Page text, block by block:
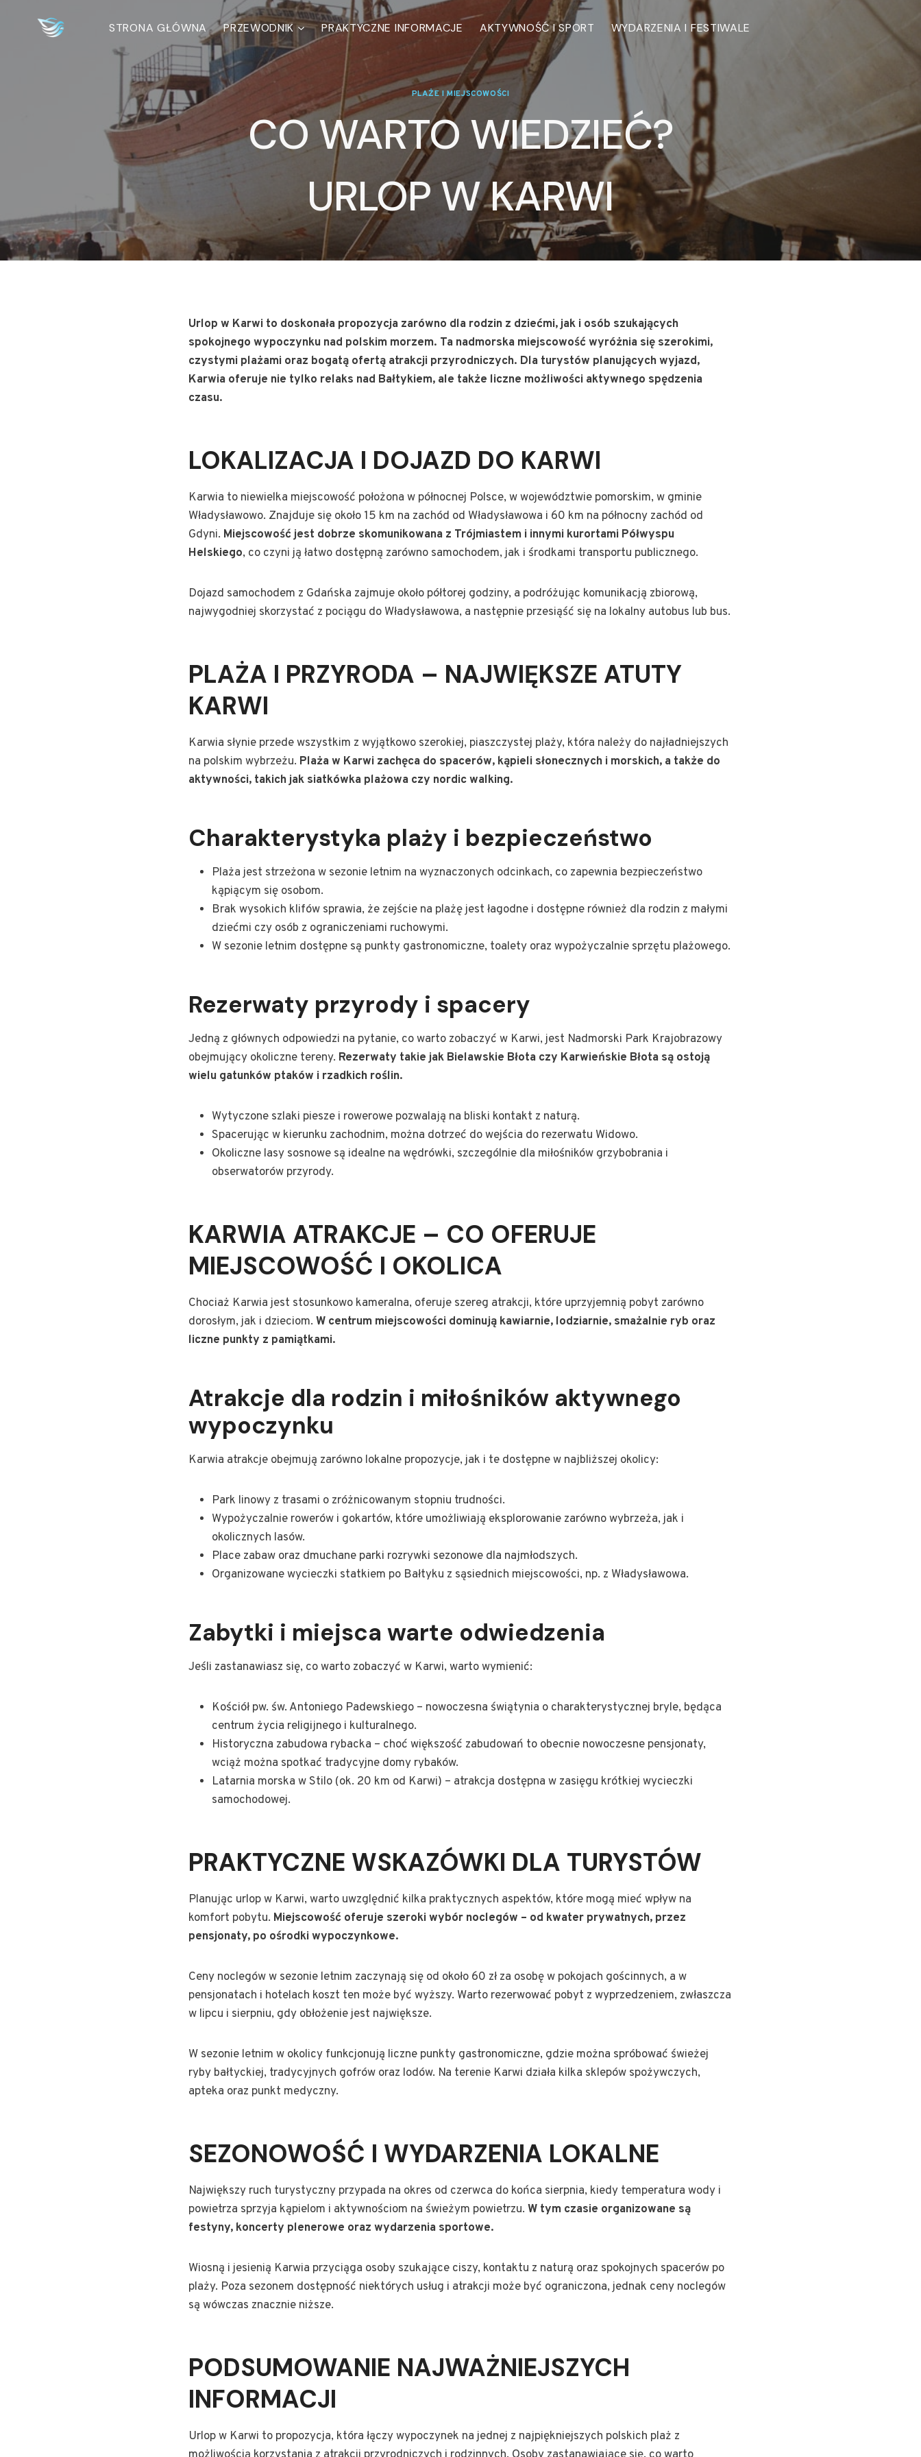
STRONA GŁÓWNA PRZEWODNIK PRAKTYCZNE INFORMACJE AKTYWNOŚĆ I SPORT WYDARZENIA I FESTIWALE
PLAŻE I MIEJSCOWOŚCI
CO WARTO WIEDZIEĆ?
URLOP W KARWI
Urlop w Karwi to doskonała propozycja zarówno dla rodzin z dziećmi, jak i osób szukających
spokojnego wypoczynku nad polskim morzem. Ta nadmorska miejscowość wyróżnia się szerokimi,
czystymi plażami oraz bogatą ofertą atrakcji przyrodniczych. Dla turystów planujących wyjazd,
Karwia oferuje nie tylko relaks nad Bałtykiem, ale także liczne możliwości aktywnego spędzenia
czasu.
LOKALIZACJA I DOJAZD DO KARWI
Karwia to niewielka miejscowość położona w północnej Polsce, w województwie pomorskim, w gminie
Władysławowo. Znajduje się około 15 km na zachód od Władysławowa i 60 km na północny zachód od
Gdyni. Miejscowość jest dobrze skomunikowana z Trójmiastem i innymi kurortami Półwyspu
Helskiego, co czyni ją łatwo dostępną zarówno samochodem, jak i środkami transportu publicznego.
Dojazd samochodem z Gdańska zajmuje około półtorej godziny, a podróżując komunikacją zbiorową,
najwygodniej skorzystać z pociągu do Władysławowa, a następnie przesiąść się na lokalny autobus lub bus.
PLAŻA I PRZYRODA – NAJWIĘKSZE ATUTY
KARWI
Karwia słynie przede wszystkim z wyjątkowo szerokiej, piaszczystej plaży, która należy do najładniejszych
na polskim wybrzeżu. Plaża w Karwi zachęca do spacerów, kąpieli słonecznych i morskich, a także do
aktywności, takich jak siatkówka plażowa czy nordic walking.
Charakterystyka plaży i bezpieczeństwo
Plaża jest strzeżona w sezonie letnim na wyznaczonych odcinkach, co zapewnia bezpieczeństwo
kąpiącym się osobom.
Brak wysokich klifów sprawia, że zejście na plażę jest łagodne i dostępne również dla rodzin z małymi
dziećmi czy osób z ograniczeniami ruchowymi.
W sezonie letnim dostępne są punkty gastronomiczne, toalety oraz wypożyczalnie sprzętu plażowego.
Rezerwaty przyrody i spacery
Jedną z głównych odpowiedzi na pytanie, co warto zobaczyć w Karwi, jest Nadmorski Park Krajobrazowy
obejmujący okoliczne tereny. Rezerwaty takie jak Bielawskie Błota czy Karwieńskie Błota są ostoją
wielu gatunków ptaków i rzadkich roślin.
Wytyczone szlaki piesze i rowerowe pozwalają na bliski kontakt z naturą.
Spacerując w kierunku zachodnim, można dotrzeć do wejścia do rezerwatu Widowo.
Okoliczne lasy sosnowe są idealne na wędrówki, szczególnie dla miłośników grzybobrania i
obserwatorów przyrody.
KARWIA ATRAKCJE – CO OFERUJE
MIEJSCOWOŚĆ I OKOLICA
Chociaż Karwia jest stosunkowo kameralna, oferuje szereg atrakcji, które uprzyjemnią pobyt zarówno
dorosłym, jak i dzieciom. W centrum miejscowości dominują kawiarnie, lodziarnie, smażalnie ryb oraz
liczne punkty z pamiątkami.
Atrakcje dla rodzin i miłośników aktywnego
wypoczynku
Karwia atrakcje obejmują zarówno lokalne propozycje, jak i te dostępne w najbliższej okolicy:
Park linowy z trasami o zróżnicowanym stopniu trudności.
Wypożyczalnie rowerów i gokartów, które umożliwiają eksplorowanie zarówno wybrzeża, jak i
okolicznych lasów.
Place zabaw oraz dmuchane parki rozrywki sezonowe dla najmłodszych.
Organizowane wycieczki statkiem po Bałtyku z sąsiednich miejscowości, np. z Władysławowa.
Zabytki i miejsca warte odwiedzenia
Jeśli zastanawiasz się, co warto zobaczyć w Karwi, warto wymienić:
Kościół pw. św. Antoniego Padewskiego – nowoczesna świątynia o charakterystycznej bryle, będąca
centrum życia religijnego i kulturalnego.
Historyczna zabudowa rybacka – choć większość zabudowań to obecnie nowoczesne pensjonaty,
wciąż można spotkać tradycyjne domy rybaków.
Latarnia morska w Stilo (ok. 20 km od Karwi) – atrakcja dostępna w zasięgu krótkiej wycieczki
samochodowej.
PRAKTYCZNE WSKAZÓWKI DLA TURYSTÓW
Planując urlop w Karwi, warto uwzględnić kilka praktycznych aspektów, które mogą mieć wpływ na
komfort pobytu. Miejscowość oferuje szeroki wybór noclegów – od kwater prywatnych, przez
pensjonaty, po ośrodki wypoczynkowe.
Ceny noclegów w sezonie letnim zaczynają się od około 60 zł za osobę w pokojach gościnnych, a w
pensjonatach i hotelach koszt ten może być wyższy. Warto rezerwować pobyt z wyprzedzeniem, zwłaszcza
w lipcu i sierpniu, gdy obłożenie jest największe.
W sezonie letnim w okolicy funkcjonują liczne punkty gastronomiczne, gdzie można spróbować świeżej
ryby bałtyckiej, tradycyjnych gofrów oraz lodów. Na terenie Karwi działa kilka sklepów spożywczych,
apteka oraz punkt medyczny.
SEZONOWOŚĆ I WYDARZENIA LOKALNE
Największy ruch turystyczny przypada na okres od czerwca do końca sierpnia, kiedy temperatura wody i
powietrza sprzyja kąpielom i aktywnościom na świeżym powietrzu. W tym czasie organizowane są
festyny, koncerty plenerowe oraz wydarzenia sportowe.
Wiosną i jesienią Karwia przyciąga osoby szukające ciszy, kontaktu z naturą oraz spokojnych spacerów po
plaży. Poza sezonem dostępność niektórych usług i atrakcji może być ograniczona, jednak ceny noclegów
są wówczas znacznie niższe.
PODSUMOWANIE NAJWAŻNIEJSZYCH
INFORMACJI
Urlop w Karwi to propozycja, która łączy wypoczynek na jednej z najpiękniejszych polskich plaż z